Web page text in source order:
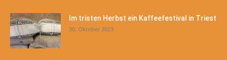
Im tristen Herbst ein Kaffeefestival in Triest
30. Oktober 2023